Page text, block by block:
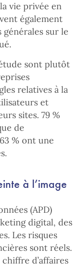
vie privée en
également
sur le
sont plutôt
relatives à la
et
sites. 79 %
de
% ont une
à l’image
(APD)
digital, des
Les risques
sont réels.
chiffre d’affaires